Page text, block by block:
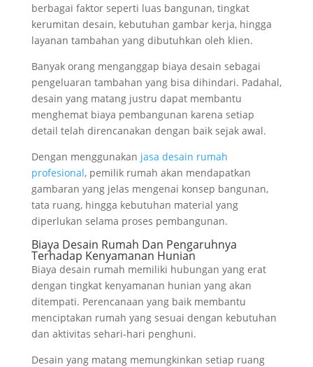
berbagai faktor seperti luas bangunan, tingkat
kerumitan desain, kebutuhan gambar kerja, hingga
layanan tambahan yang dibutuhkan oleh klien.
Banyak orang menganggap biaya desain sebagai
pengeluaran tambahan yang bisa dihindari. Padahal,
desain yang matang justru dapat membantu
menghemat biaya pembangunan karena setiap
detail telah direncanakan dengan baik sejak awal.
Dengan menggunakan jasa desain rumah
profesional, pemilik rumah akan mendapatkan
gambaran yang jelas mengenai konsep bangunan,
tata ruang, hingga kebutuhan material yang
diperlukan selama proses pembangunan.
Biaya Desain Rumah Dan Pengaruhnya
Terhadap Kenyamanan Hunian
Biaya desain rumah memiliki hubungan yang erat
dengan tingkat kenyamanan hunian yang akan
ditempati. Perencanaan yang baik membantu
menciptakan rumah yang sesuai dengan kebutuhan
dan aktivitas sehari-hari penghuni.
Desain yang matang memungkinkan setiap ruang